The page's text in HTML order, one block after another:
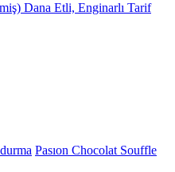
Dana Etli, Enginarlı Tarif
Pasıon Chocolat Souffle